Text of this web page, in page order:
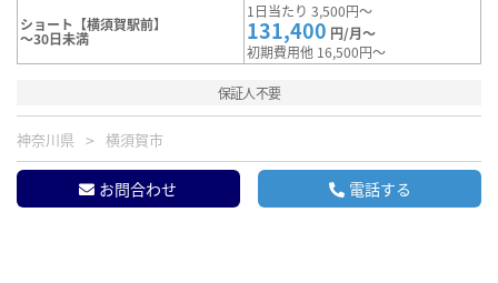
ショート【横須賀駅前】
～30日未満
1日当たり 3,500円～
131,400 円/月～
初期費用他 16,500円～
保証人不要
神奈川県 横須賀市
お問合わせ 電話する